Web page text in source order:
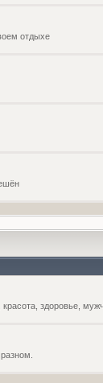
отдыхе
здоровье,